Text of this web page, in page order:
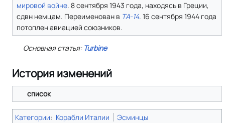
мировой войне. 8 сентября 1943 года, находясь в Греции,
сдвн немцам. Переименован в TA-14. 16 сентября 1944 года
потоплен авиацией союзников.
Основная статья: Turbine
История изменений
список
Категории: Корабли Италии Эсминцы